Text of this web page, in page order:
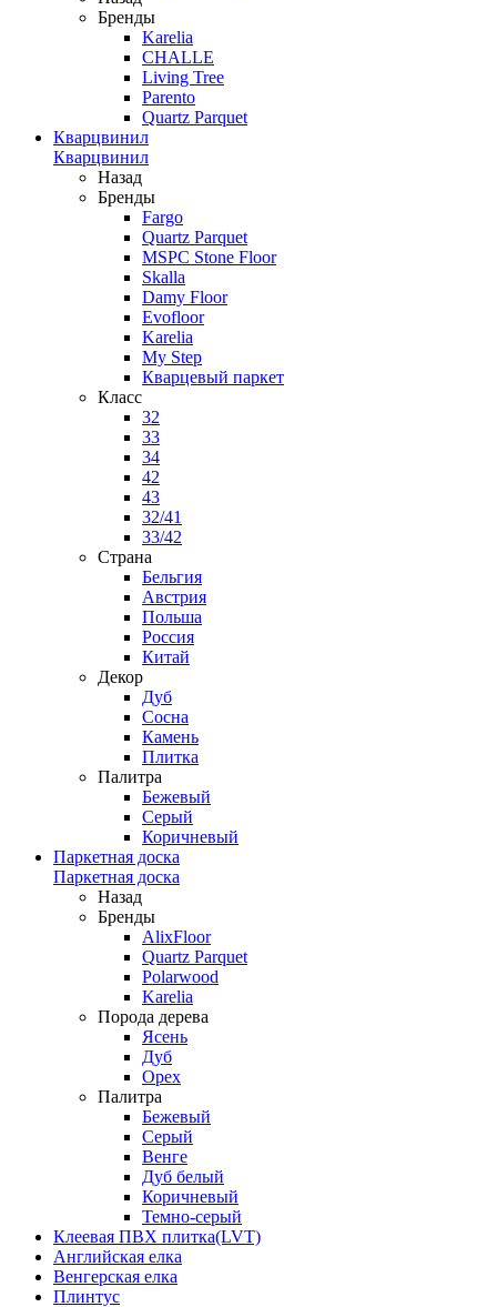
Бренды
Karelia
CHALLE
Living Tree
Parento
Quartz Parquet
Кварцвинил
Кварцвинил
Назад
Бренды
Fargo
Quartz Parquet
MSPC Stone Floor
Skalla
Damy Floor
Evofloor
Karelia
My Step
Кварцевый паркет
Класс
32
33
34
42
43
32/41
33/42
Страна
Бельгия
Австрия
Польша
Россия
Китай
Декор
Дуб
Сосна
Камень
Плитка
Палитра
Бежевый
Серый
Коричневый
Паркетная доска
Паркетная доска
Назад
Бренды
AlixFloor
Quartz Parquet
Polarwood
Karelia
Порода дерева
Ясень
Дуб
Орех
Палитра
Бежевый
Серый
Венге
Дуб белый
Коричневый
Темно-серый
Клеевая ПВХ плитка(LVT)
Английская елка
Венгерская елка
Плинтус